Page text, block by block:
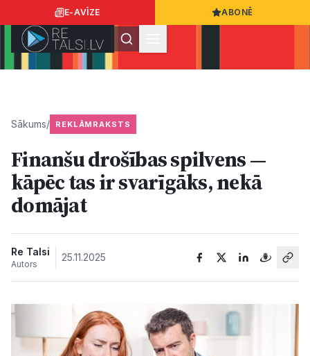
E-AVĪZE ABONĒ
Ziņas
Kultūra
Sākums/ REKLĀMRAKSTS
Finanšu drošības spilvens —
kāpēc tas ir svarīgāks, nekā
domājat
Re Talsi
Autors
25.11.2025